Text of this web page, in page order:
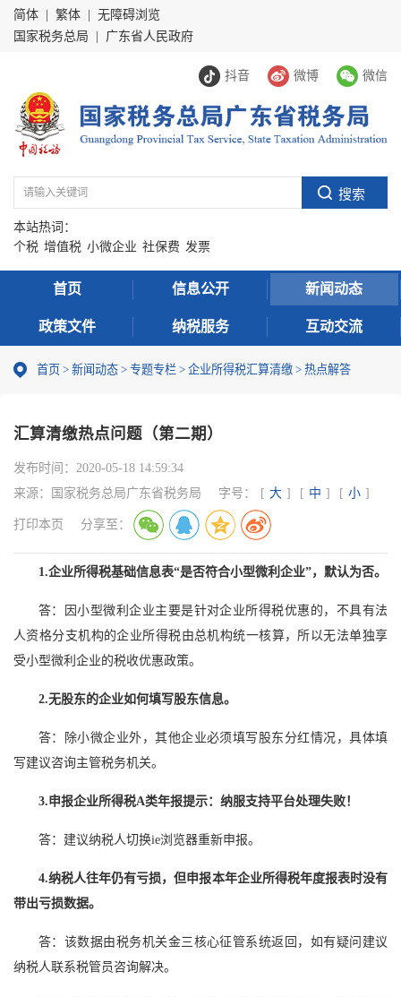
简体 繁体
无障碍浏览
国家税务总局
广东省人民政府
抖音 微博 微信
本站热词：
个税 增值税 小微企业 社保费 发票
首页 信息公开 新闻动态
政策文件 纳税服务 互动交流
首页 > 新闻动态 > 专题专栏 > 企业所得税汇算清缴 > 热点解答
汇算清缴热点问题（第二期）
发布时间： 2020-05-18 14:59:34
来源：
国家税务总局广东省税务局 字号： [ 大 ] [ 中 ] [ 小 ]
打印本页 分享至：
1.企业所得税基础信息表“是否符合小型微利企业”，默认为否。
答：因小型微利企业主要是针对企业所得税优惠的，不具有法
人资格分支机构的企业所得税由总机构统一核算，所以无法单独享
受小型微利企业的税收优惠政策。
2.无股东的企业如何填写股东信息。
答：除小微企业外，其他企业必须填写股东分红情况，具体填
写建议咨询主管税务机关。
3.申报企业所得税A类年报提示：纳服支持平台处理失败！
答：建议纳税人切换ie浏览器重新申报。
4.纳税人往年仍有亏损，但申报本年企业所得税年度报表时没有
带出亏损数据。
答：该数据由税务机关金三核心征管系统返回，如有疑问建议
纳税人联系税管员咨询解决。